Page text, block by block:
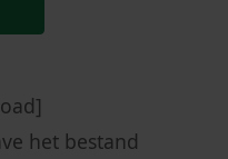
het bestand